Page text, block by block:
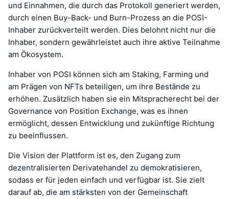
und Einnahmen, die durch das Protokoll generiert werden,
durch einen Buy-Back- und Burn-Prozess an die POSI-
Inhaber zurückverteilt werden. Dies belohnt nicht nur die
Inhaber, sondern gewährleistet auch ihre aktive Teilnahme
am Ökosystem.
Inhaber von POSI können sich am Staking, Farming und
am Prägen von NFTs beteiligen, um ihre Bestände zu
erhöhen. Zusätzlich haben sie ein Mitspracherecht bei der
Governance von Position Exchange, was es ihnen
ermöglicht, dessen Entwicklung und zukünftige Richtung
zu beeinflussen.
Die Vision der Plattform ist es, den Zugang zum
dezentralisierten Derivatehandel zu demokratisieren,
sodass er für jeden einfach und verfügbar ist. Sie zielt
darauf ab, die am stärksten von der Gemeinschaft